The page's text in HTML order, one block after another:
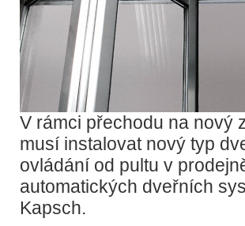
V rámci přechodu na nový
musí instalovat nový typ
ovládání od pultu v
automatických dveřních
Kapsch.